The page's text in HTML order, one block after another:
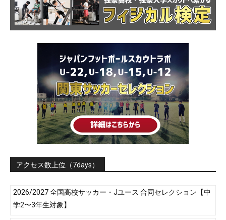
アクセス数上位（7days）
2026/2027 全国高校サッカー・Jユース 合同セレクション【中
学2〜3年生対象】